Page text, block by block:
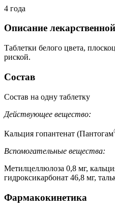
4 года
Описание
Таблетки белого цвета,
риской.
Состав
Состав на одну таблетку
Действующее вещество:
Кальция гопантенат (Пантогам
Вспомогательные вещества:
Метилцеллюлоза 0,8 мг,
гидроксикарбонат 46,8 мг,
Фармакокинетика